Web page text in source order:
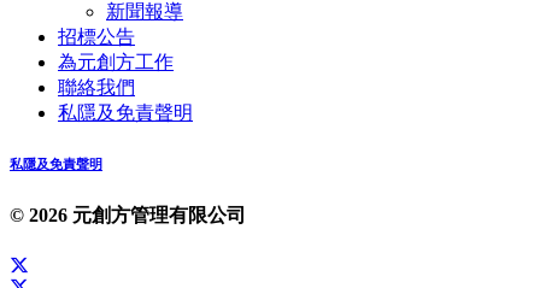
新聞報導
招標公告
為元創方工作
聯絡我們
私隱及免責聲明
私隱及免責聲明
© 2026 元創方管理有限公司